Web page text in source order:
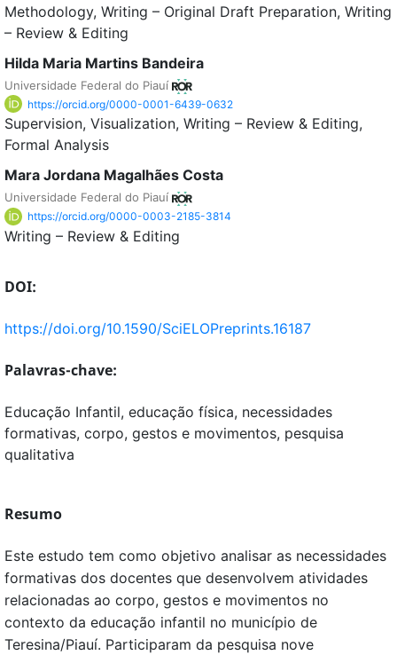
Methodology Writing – Original Draft Preparation Writing
– Review & Editing
Hilda Maria Martins Bandeira
Universidade Federal do Piauí
https://orcid.org/0000-0001-6439-0632
Supervision Visualization Writing – Review & Editing
Formal Analysis
Mara Jordana Magalhães Costa
Universidade Federal do Piauí
https://orcid.org/0000-0003-2185-3814
Writing – Review & Editing
DOI:
https://doi.org/10.1590/SciELOPreprints.16187
Palavras-chave:
Educação Infantil, educação física, necessidades
formativas, corpo, gestos e movimentos, pesquisa
qualitativa
Resumo
Este estudo tem como objetivo analisar as necessidades
formativas dos docentes que desenvolvem atividades
relacionadas ao corpo, gestos e movimentos no
contexto da educação infantil no município de
Teresina/Piauí. Participaram da pesquisa nove